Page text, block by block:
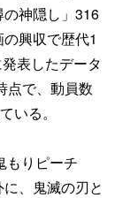
神隠し」316
興収で歴代1
表したデータ
点で、動員数
いる。
もりピーチ
、鬼滅の刃と